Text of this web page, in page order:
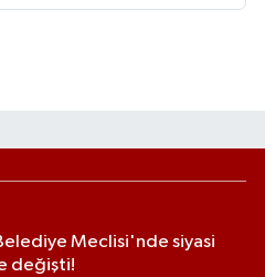
Meclisi'nde siyasi
değişti!